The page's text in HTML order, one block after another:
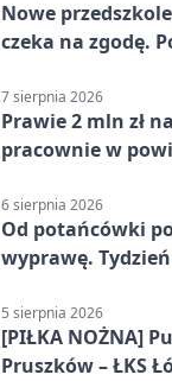
Nowe
czeka na zgodę.
7 sierpnia 2026
Prawie 2 mln zł
pracownie w
6 sierpnia 2026
Od potańcówki
wyprawę.
5 sierpnia 2026
[PIŁKA NOŻNA]
Pruszków – ŁKS